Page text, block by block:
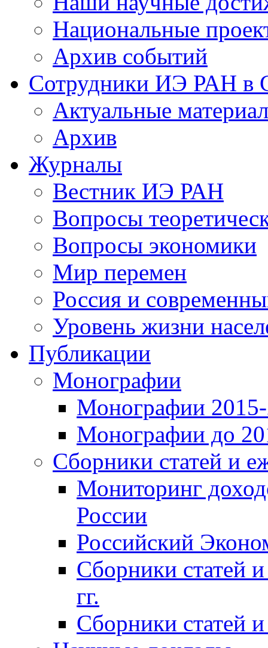
Национальные
Архив событий
Сотрудники ИЭ РАН
Актуальные
Архив
Журналы
Вестник ИЭ РАН
Вопросы
Вопросы экономики
Мир перемен
Россия и
Уровень жизни
Публикации
Монографии
Монографии 2015-
Монографии до
Сборники статей и
Мониторинг
России
Российский
Сборники статей
гг.
Сборники статей